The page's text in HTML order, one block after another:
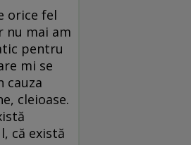
orice fel
nu mai am
pentru
mi se
cauza
cleioase.
că există